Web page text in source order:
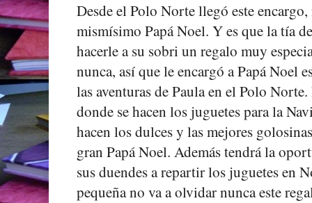
Desde el Polo Norte llegó este
mismísimo Papá Noel. Y es que la tía
hacerle a su sobri un regalo muy
nunca, así que le encargó a Papá Noel
las aventuras de Paula en el Polo
donde se hacen los juguetes para la
hacen los dulces y las mejores
gran Papá Noel. Además tendrá la
sus duendes a repartir los juguetes en
pequeña no va a olvidar nunca este